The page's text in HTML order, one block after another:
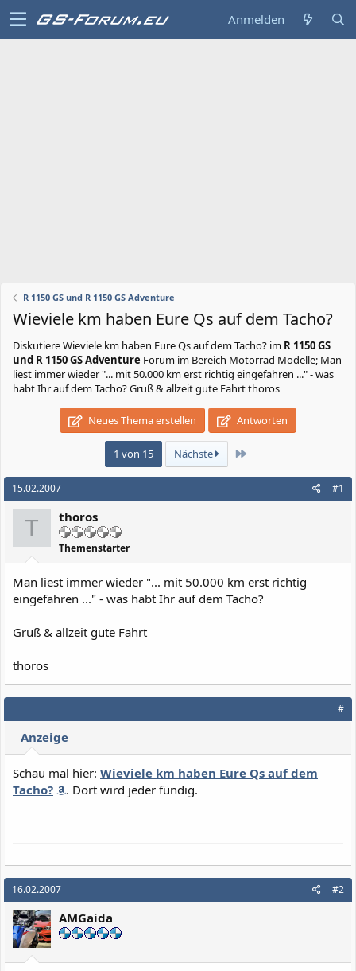
Anmelden
R 1150 GS und R 1150 GS Adventure
Wieviele km haben Eure Qs auf dem Tacho?
DiskutiereWieviele km haben Eure Qs auf dem Tacho? im R 1150 GS
und R 1150 GS Adventure Forum im Bereich Motorrad Modelle; Man
liest immer wieder "... mit 50.000 km erst richtig eingefahren ..." - was
habt Ihr auf dem Tacho? Gruß & allzeit gute Fahrt thoros
Neues Thema erstellen Antworten
1 von 15 Nächste Letzte
15.02.2007 #1
T thoros
Themenstarter
Man liest immer wieder "... mit 50.000 km erst richtig
eingefahren ..." - was habt Ihr auf dem Tacho?
Gruß & allzeit gute Fahrt
thoros
#
Anzeige
Schau mal hier: Wieviele km haben Eure Qs auf dem
Tacho?
. Dort wird jeder fündig.
16.02.2007 #2
AMGaida